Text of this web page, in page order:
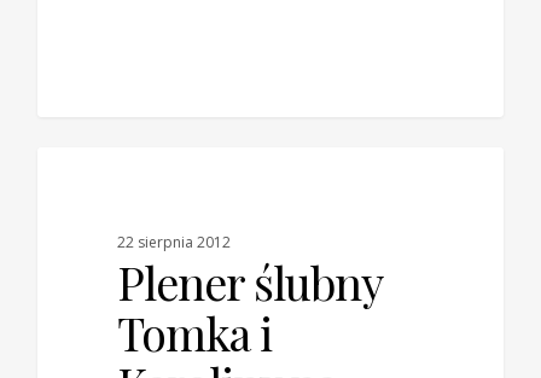
22 sierpnia 2012
Plener ślubny
Tomka i